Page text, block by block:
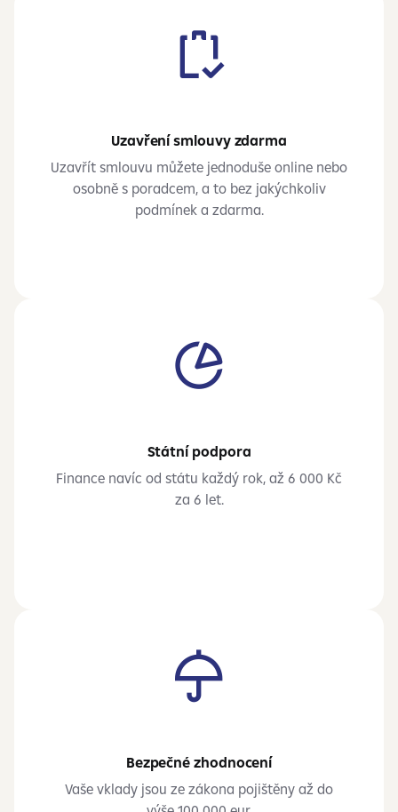
Uzavření smlouvy zdarma
Uzavřít smlouvu můžete jednoduše online nebo
osobně s poradcem, a to bez jakýchkoliv
podmínek a zdarma.
Státní podpora
Finance navíc od státu každý rok, až 6 000 Kč
za 6 let.
Bezpečné zhodnocení
Vaše vklady jsou ze zákona pojištěny až do